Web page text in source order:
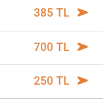
385 TL
700 TL
250 TL